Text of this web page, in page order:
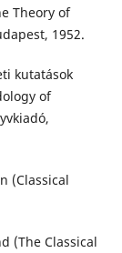
Theory of
1952.
kutatások
of
(Classical
(The Classical